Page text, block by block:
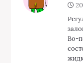
Во-